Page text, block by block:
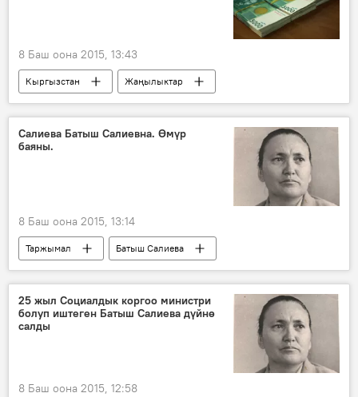
8 Баш оона 2015, 13:43
Кыргызстан
Жаңылыктар
Экономика
Алмазбек Атамбаев
Толкунбек Абдыгулов
Нурсулу Ахметова
насыя
Салиева Батыш Салиевна. Өмүр
баяны.
8 Баш оона 2015, 13:14
Таржымал Батыш Салиева
25 жыл Социалдык коргоо министри
болуп иштеген Батыш Салиева дүйнө
салды
8 Баш оона 2015, 12:58